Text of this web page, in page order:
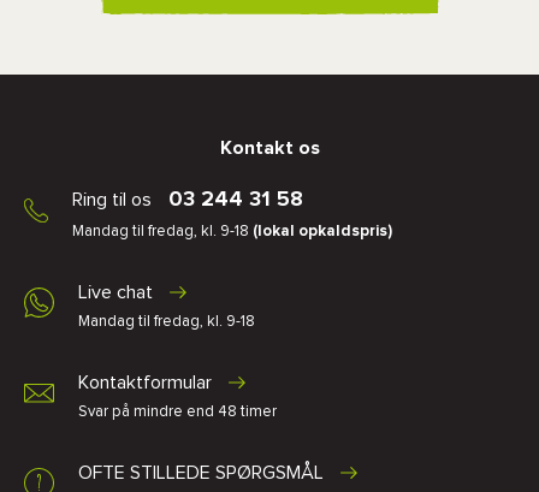
Kontakt os
Ring til os 03 244 31 58
Mandag til fredag, kl. 9-18 (lokal opkaldspris)
Live chat
Mandag til fredag, kl. 9-18
Kontaktformular
Svar på mindre end 48 timer
OFTE STILLEDE SPØRGSMÅL